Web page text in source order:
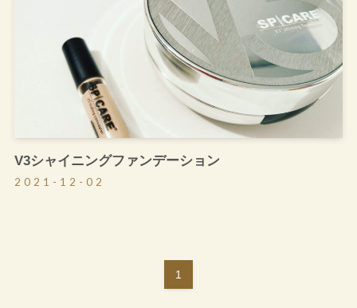
V3シャイニングファンデーション
2021-12-02
1